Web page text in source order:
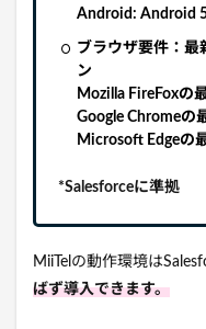
Android: Android
ブラウザ要件：最
ン
Mozilla FireFoxの
Google Chromeの
Microsoft Edgeの
*Salesforceに準拠
MiiTelの動作環境は
ばず導入できます。